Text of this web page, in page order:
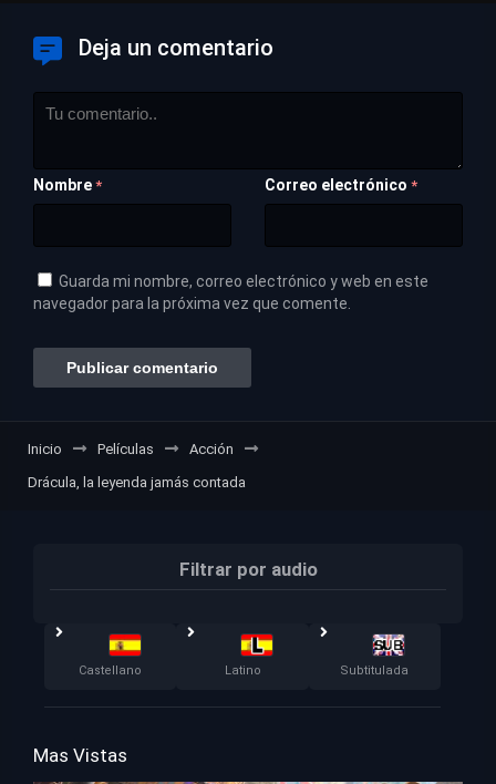
Deja un comentario
Nombre * Correo electrónico *
Guarda mi nombre, correo electrónico y web en este
navegador para la próxima vez que comente.
Inicio Películas
Acción
Drácula, la leyenda jamás contada
Filtrar por audio
Castellano Latino Subtitulada
Mas Vistas